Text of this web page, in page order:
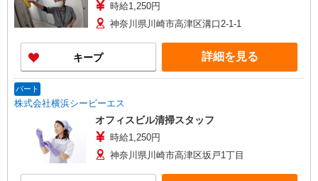
時給1,250円
神奈川県川崎市高津区溝口2-1-1
キープ 詳細を見る
パート
株式会社横浜シービーエス
オフィスビル清掃スタッフ
時給1,250円
神奈川県川崎市高津区坂戸1丁目